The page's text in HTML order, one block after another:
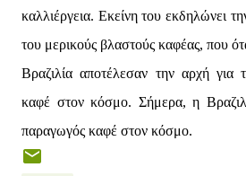
καλλιέργεια. Εκείνη του εκδηλώνει
του μερικούς βλαστούς καφέας, που
Βραζιλία αποτέλεσαν την αρχή για
καφέ στον κόσμο. Σήμερα, η
παραγωγός καφέ στον κόσμο.